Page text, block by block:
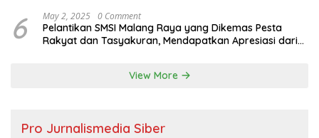
6 May 2, 2025 0 Comment
Pelantikan SMSI Malang Raya yang Dikemas Pesta
Rakyat dan Tasyakuran, Mendapatkan Apresiasi dari
View More
Pro Jurnalismedia Siber